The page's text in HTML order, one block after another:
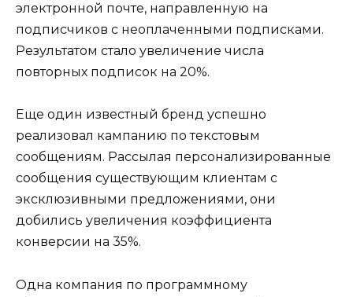
электронной почте, направленную на
подписчиков с неоплаченными подписками.
Результатом стало увеличение числа
повторных подписок на 20%.
Еще один известный бренд успешно
реализовал кампанию по текстовым
сообщениям. Рассылая персонализированные
сообщения существующим клиентам с
эксклюзивными предложениями, они
добились увеличения коэффициента
конверсии на 35%.
Одна компания по программному